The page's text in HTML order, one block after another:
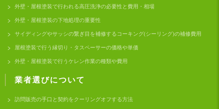
外壁・屋根塗装で行われる高圧洗浄の必要性と費用・相場
外壁・屋根塗装の下地処理の重要性
サイディングやサッシの繋ぎ目を補修するコーキング(シーリング)の補修費用
屋根塗装で行う縁切り・タスペーサーの価格や単価
外壁・屋根塗装で行うケレン作業の種類や費用
業者選びについて
訪問販売の手口と契約をクーリングオフする方法